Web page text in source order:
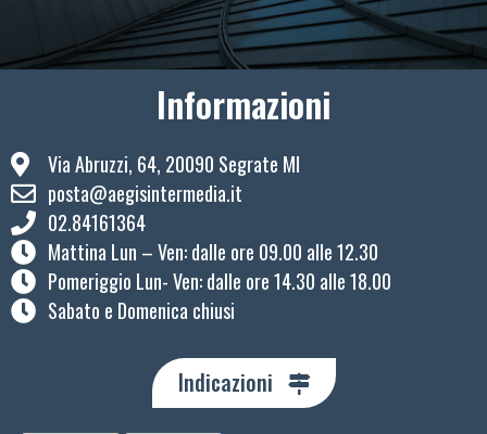
Informazioni
Via Abruzzi, 64, 20090 Segrate MI
posta@aegisintermedia.it
02.84161364
Mattina Lun – Ven: ​dalle ore 09.00 alle 12.30
Pomeriggio Lun- Ven: dalle ore 14.30 alle 18.00
Sabato e Domenica chiusi
Indicazioni